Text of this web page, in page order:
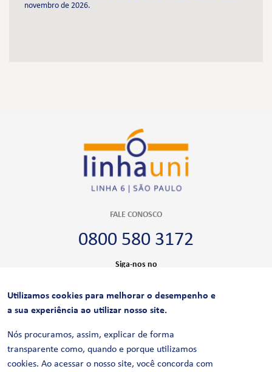
novembro de 2026.
FALE CONOSCO
0800 580 3172
Siga-nos no
CERTIFICAÇÕES
Utilizamos cookies para melhorar o desempenho e
a sua experiência ao utilizar nosso site.
Nós procuramos, assim, explicar de forma
transparente como, quando e porque utilizamos
cookies. Ao acessar o nosso site, você concorda com